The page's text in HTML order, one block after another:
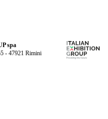
spa
- 47921 Rimini